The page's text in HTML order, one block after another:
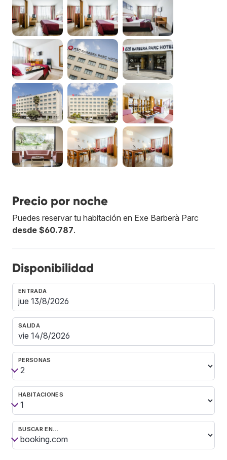
Precio por noche
Puedes reservar tu habitación en Exe Barberà Parc
desde $60.787.
Disponibilidad
ENTRADA
SALIDA
PERSONAS
HABITACIONES
BUSCAR EN…